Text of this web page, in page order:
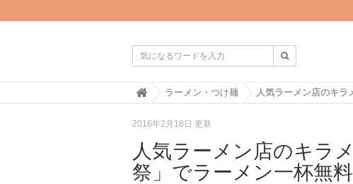
H
e
ラーメン・つけ麺
2016年2月18日 更新
人気ラーメン店のキラ
祭」でラーメン一杯無